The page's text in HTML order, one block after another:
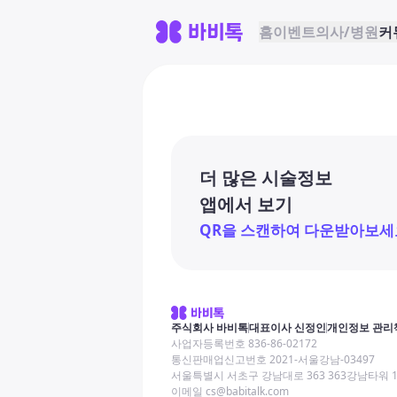
홈이벤트의사/병원커
더 많은 시술정보
앱에서 보기
QR을 스캔하여 다운받아보세
주식회사 바비톡대표이사 신정인개인정보 관리
사업자등록번호 836-86-02172
통신판매업신고번호 2021-서울강남-03497
서울특별시 서초구 강남대로 363 363강남타워
이메일 cs@babitalk.com